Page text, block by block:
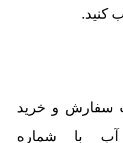
کنید.
سفارش و خرید
با شماره